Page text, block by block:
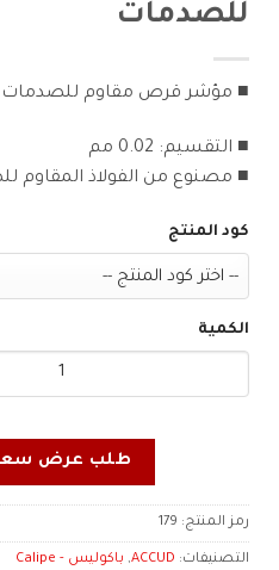
للصدمات
■ مؤشر قرص مقاوم للصدمات
■ التقسيم: 0.02 مم
■ مصنوع من الفولاذ المقاوم
كود المنتج
الكمية
طلب عرض
رمز المنتج: 179
التصنيفات: ACCUD
, باكوليس - Calipe